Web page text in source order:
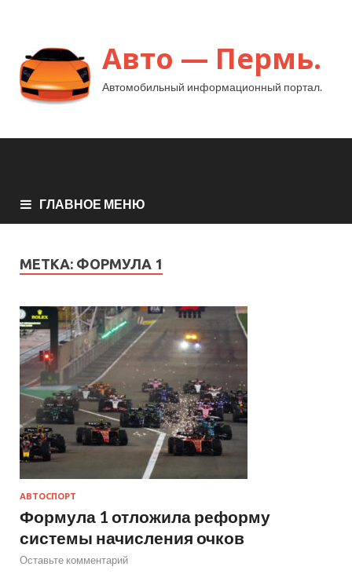
Авто — Пермь.
Автомобильный информационный портал.
ГЛАВНОЕ МЕНЮ
МЕТКА: ФОРМУЛА 1
АВТОСПОРТ
Формула 1 отложила реформу
системы начисления очков
Оставьте комментарий